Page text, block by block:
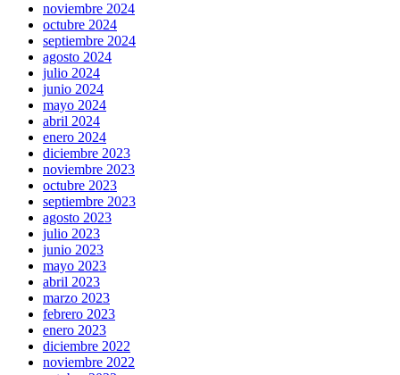
noviembre 2024
octubre 2024
septiembre 2024
agosto 2024
julio 2024
junio 2024
mayo 2024
abril 2024
enero 2024
diciembre 2023
noviembre 2023
octubre 2023
septiembre 2023
agosto 2023
julio 2023
junio 2023
mayo 2023
abril 2023
marzo 2023
febrero 2023
enero 2023
diciembre 2022
noviembre 2022